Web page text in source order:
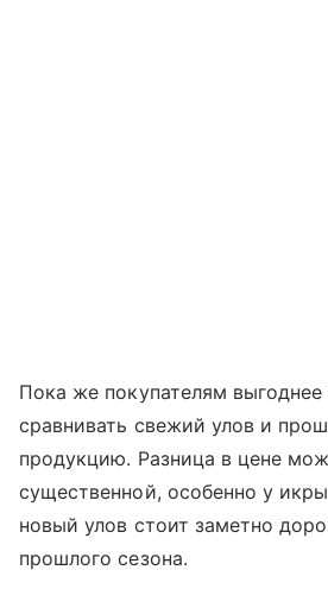
Пока же покупателям выгоднее
сравнивать свежий улов и
продукцию. Разница в цене
существенной, особенно у
новый улов стоит заметно
прошлого сезона.